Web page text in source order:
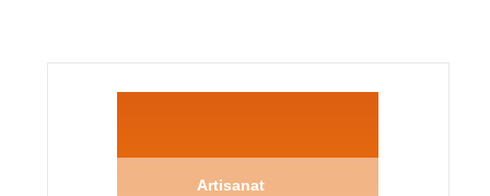
Artisanat